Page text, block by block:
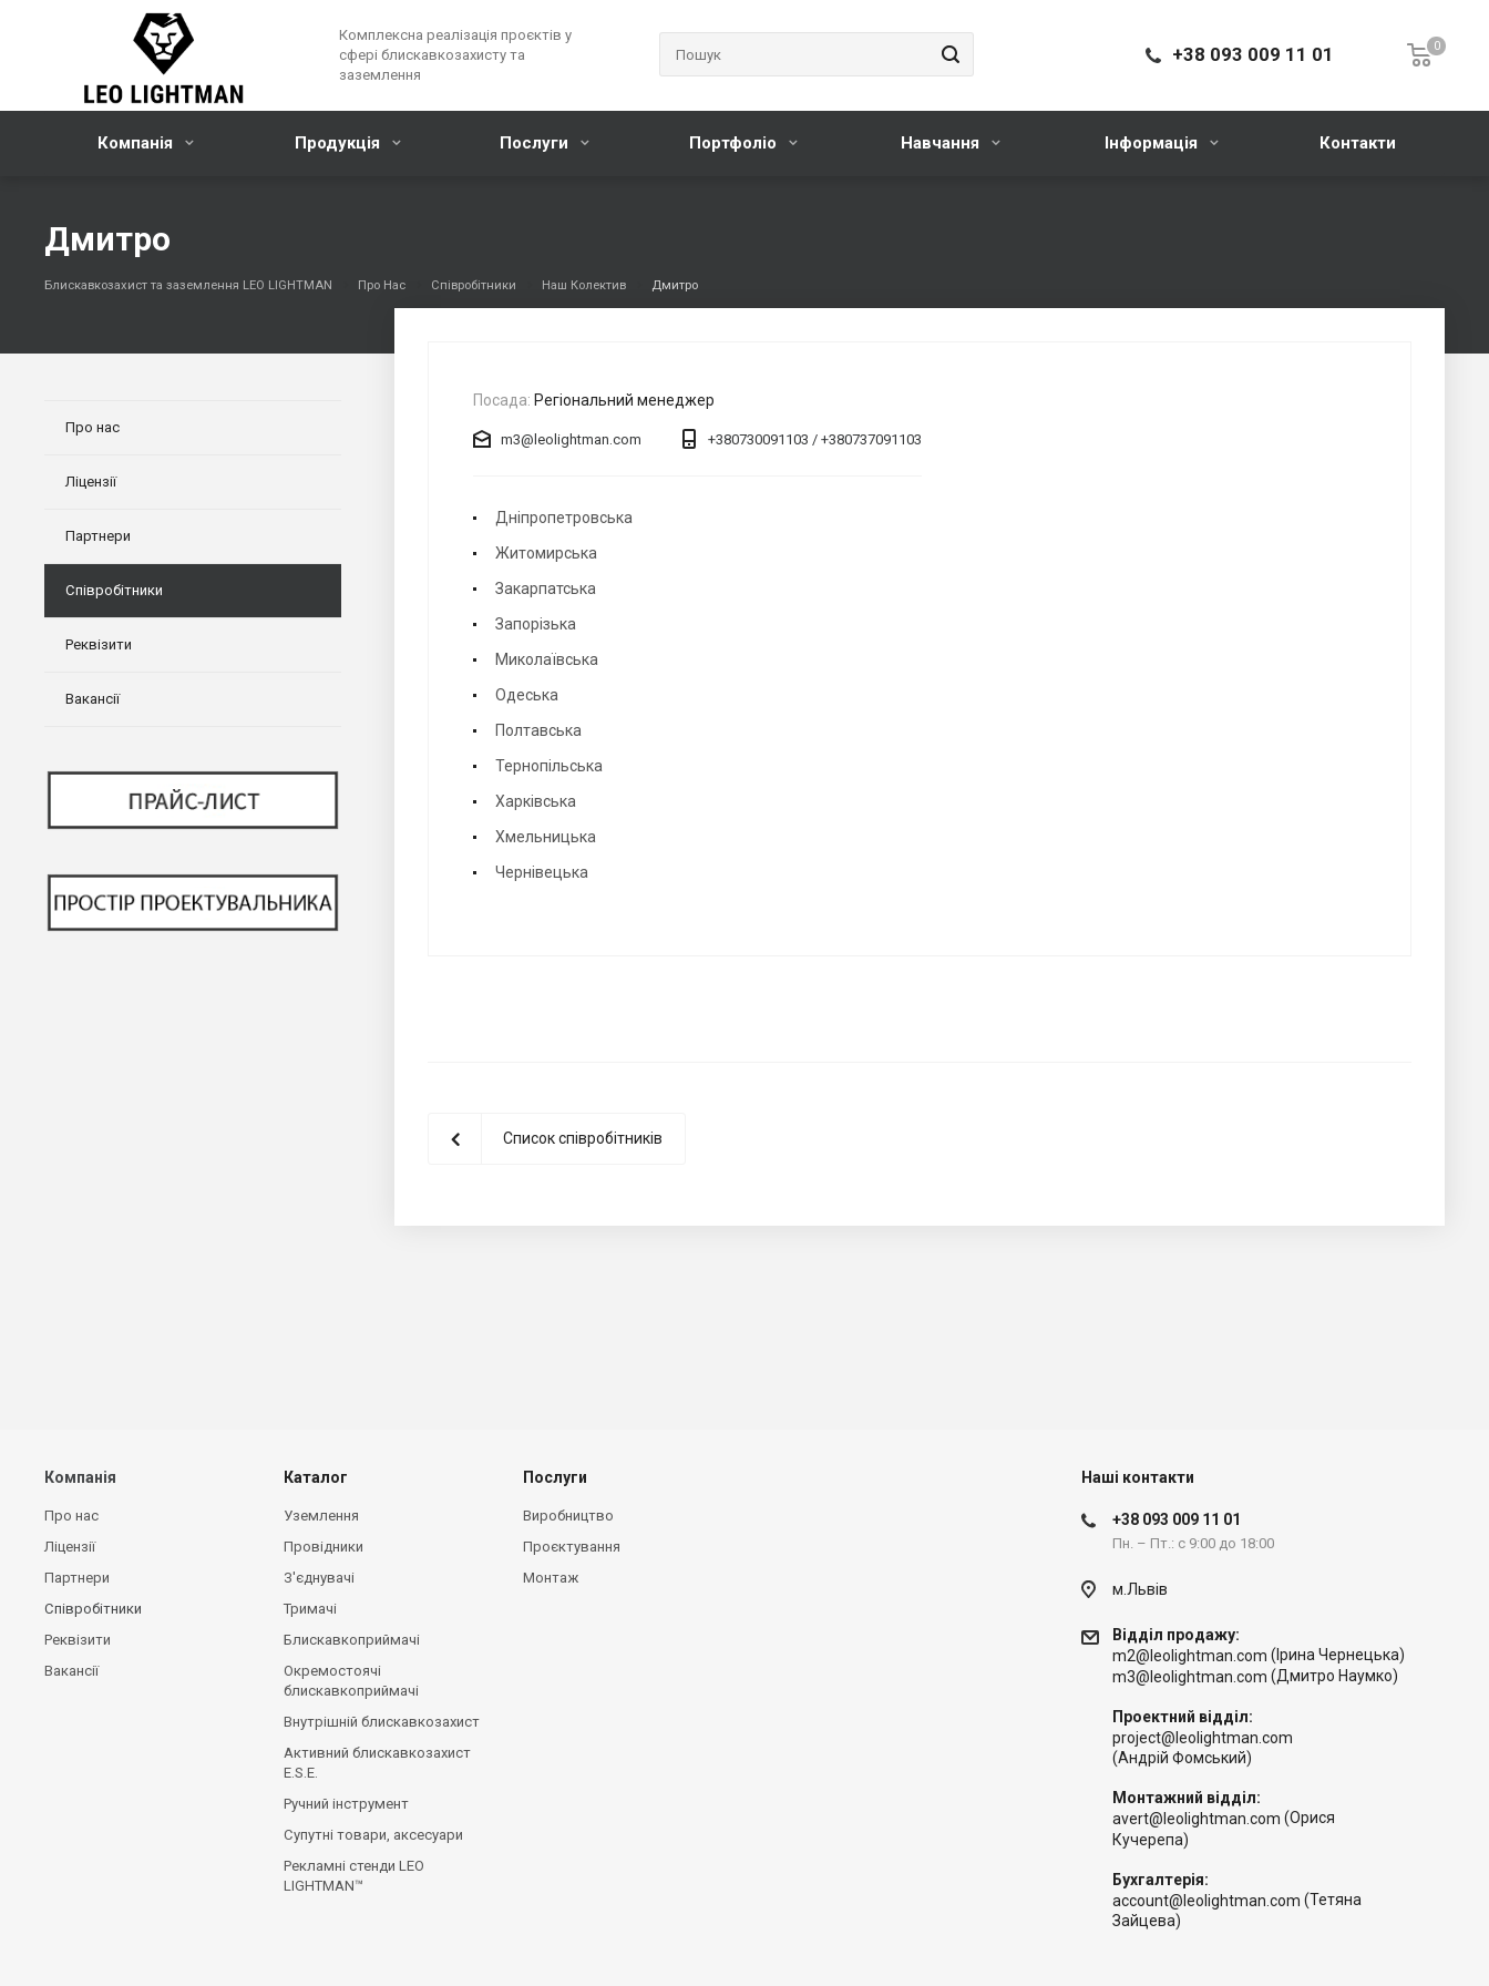
Комплексна реалізація проєктів у
сфері блискавкозахисту та
заземлення
0
+38 093 009 11 01
Компанія Продукція Послуги Портфоліо Навчання Інформація Контакти
Дмитро
Блискавкозахист та заземлення LEO LIGHTMAN Про Нас Співробітники Наш Колектив Дмитро
Посада: Регіональний менеджер
m3@leolightman.com +380730091103 / +380737091103
Дніпропетровська
Житомирська
Закарпатська
Запорізька
Миколаївська
Одеська
Полтавська
Тернопільська
Харківська
Хмельницька
Чернівецька
Список співробітників
Про нас
Ліцензії
Партнери
Співробітники
Реквізити
Вакансії
Компанія
Про нас
Ліцензії
Партнери
Співробітники
Реквізити
Вакансії
Каталог
Уземлення
Провідники
З'єднувачі
Тримачі
Блискавкоприймачі
Окремостоячі
блискавкоприймачі
Внутрішній блискавкозахист
Активний блискавкозахист
E.S.E.
Ручний інструмент
Супутні товари, аксесуари
Рекламні стенди LEO
LIGHTMAN™
Послуги
Виробництво
Проєктування
Монтаж
Наші контакти
+38 093 009 11 01
Пн. – Пт.: с 9:00 до 18:00
м.Львів
Відділ продажу:
m2@leolightman.com (Ірина Чернецька)
m3@leolightman.com (Дмитро Наумко)
Проектний відділ:
project@leolightman.com
(Андрій Фомський)
Монтажний відділ:
avert@leolightman.com (Орися
Кучерепа)
Бухгалтерія:
account@leolightman.com (Тетяна
Зайцева)